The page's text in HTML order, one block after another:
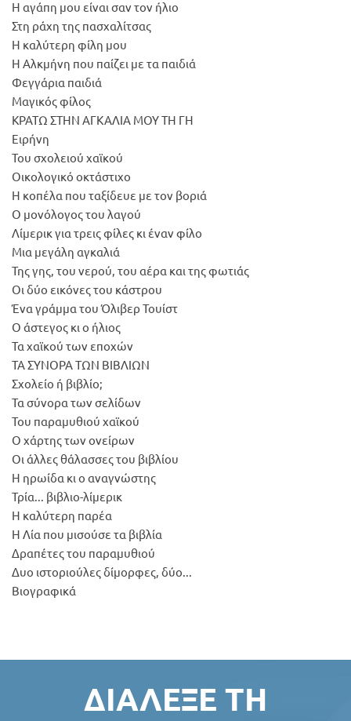
Η αγάπη μου είναι σαν τον ήλιο
Στη ράχη της πασχαλίτσας
Η καλύτερη φίλη μου
Η Αλκμήνη που παίζει με τα παιδιά
Φεγγάρια παιδιά
Μαγικός φίλος
ΚΡΑΤΩ ΣΤΗΝ ΑΓΚΑΛΙΑ ΜΟΥ ΤΗ ΓΗ
Ειρήνη
Του σχολειού χαϊκού
Οικολογικό οκτάστιχο
Η κοπέλα που ταξίδευε με τον βοριά
Ο μονόλογος του λαγού
Λίμερικ για τρεις φίλες κι έναν φίλο
Μια μεγάλη αγκαλιά
Της γης, του νερού, του αέρα και της φωτιάς
Οι δύο εικόνες του κάστρου
Ένα γράμμα του Όλιβερ Τουίστ
Ο άστεγος κι ο ήλιος
Τα χαϊκού των εποχών
ΤΑ ΣΥΝΟΡΑ ΤΩΝ ΒΙΒΛΙΩΝ
Σχολείο ή βιβλίο;
Τα σύνορα των σελίδων
Του παραμυθιού χαϊκού
Ο χάρτης των ονείρων
Οι άλλες θάλασσες του βιβλίου
Η ηρωίδα κι ο αναγνώστης
Τρία... βιβλιο-λίμερικ
Η καλύτερη παρέα
Η Λία που μισούσε τα βιβλία
Δραπέτες του παραμυθιού
Δυο ιστοριούλες δίμορφες, δύο...
Βιογραφικά
ΔΙΆΛΕΞΕ ΤΗ